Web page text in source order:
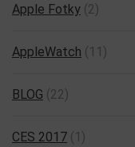
Apple Fotky (2)
AppleWatch (11)
BLOG (22)
CES 2017 (1)